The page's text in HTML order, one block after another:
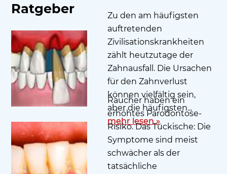
Ratgeber
Zu den am häufigsten
auftretenden
Zivilisationskrankheiten
zählt heutzutage der
Zahnausfall. Die Ursachen
für den Zahnverlust
können vielfältig sein,
aber die häufigsten...
mehr lesen »
Raucher haben ein
erhöhtes Parodontose-
Risiko. Das Tückische: Die
Symptome sind meist
schwächer als der
tatsächliche